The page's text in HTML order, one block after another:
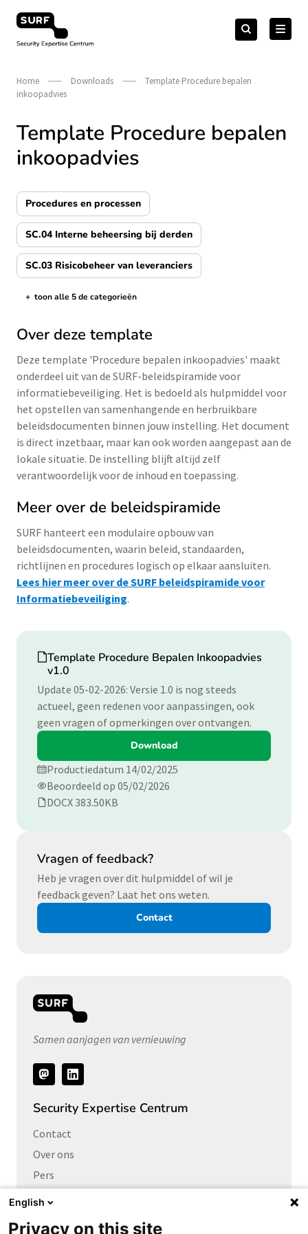
naar
Security Expertise Centrum – by SURF
Zoeken
naar:Zoeken
Home Downloads
Template Procedure bepalen
inkoopadvies
Template Procedure bepalen
inkoopadvies
Procedures en processen
SC.04 Interne beheersing bij derden
SC.03 Risicobeheer van leveranciers
de categorieën tonen/verbergen
+ toon alle 5 de categorieën
Over deze template
Deze template 'Procedure bepalen inkoopadvies' maakt
onderdeel uit van de SURF-beleidspiramide voor
informatiebeveiliging. Het is bedoeld als hulpmiddel voor
het opstellen van samenhangende en herbruikbare
beleidsdocumenten binnen jouw instelling. Het document
is direct inzetbaar, maar kan ook worden aangepast aan de
lokale situatie. De instelling blijft altijd zelf
verantwoordelijk voor de inhoud en toepassing.
Meer over de beleidspiramide
SURF hanteert een modulaire opbouw van
beleidsdocumenten, waarin beleid, standaarden,
richtlijnen en procedures logisch op elkaar aansluiten.
Lees hier meer over de SURF beleidspiramide voor
Informatiebeveiliging.
Download
Template Procedure Bepalen Inkoopadvies
v1.0
Update 05-02-2026: Versie 1.0 is nog steeds
actueel, geen redenen voor aanpassingen, ook
geen vragen of opmerkingen over ontvangen.
Download
Productiedatum 14/02/2025
Beoordeeld op 05/02/2026
DOCX 383.50KB
Vragen of feedback?
Heb je vragen over dit hulpmiddel of wil je
feedback geven? Laat het ons weten.
Contact
Samen aanjagen van vernieuwing
Volg
ons
Security Expertise Centrum
Contact
Over ons
Pers
Vacatures
Links naar
English
Privacy on this site